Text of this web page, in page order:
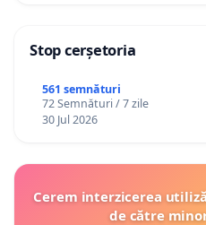
Stop cerșetoria
561 semnături
72 Semnături / 7 zile
30 Jul 2026
Cerem interzicerea
de către